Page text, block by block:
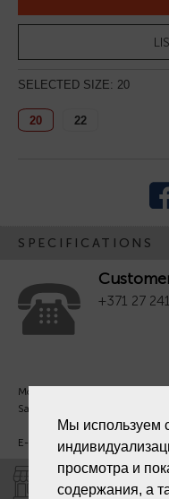
SELECTED SIZE: 20
20 22
SPECIFICATIONS
+371 27
Mon. - Fri. 09:00 - 18:00
Sat - Sun. - Out.
E-mail: info@laiksjewellery.lv
SHOPS
Мы используем
просмотра и
содержания, а